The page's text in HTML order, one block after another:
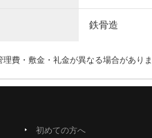
鉄骨造
費・敷金・礼金が異なる場合があり
初めての方へ